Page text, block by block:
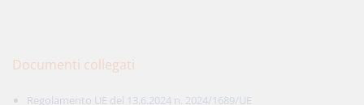
Documenti collegati
Regolamento UE del 13.6.2024 n. 2024/1689/UE